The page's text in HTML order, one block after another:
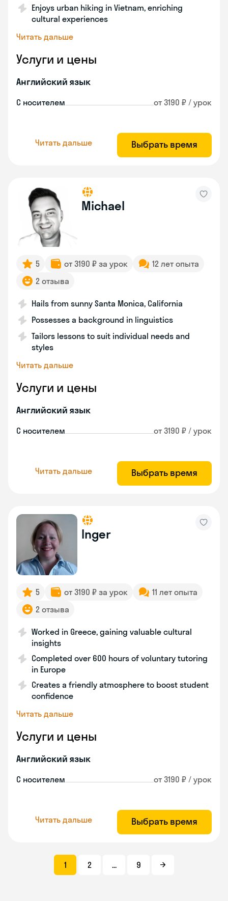
Enjoys urban hiking in Vietnam, enriching
cultural experiences
Читать дальше
Услуги и цены
Английский язык
С носителем от 3190 ₽ / урок
Читать дальше Выбрать время
Michael
5 от 3190 ₽ за урок
12 лет опыта
2 отзыва
Hails from sunny Santa Monica, California
Possesses a background in linguistics
Tailors lessons to suit individual needs and
styles
Читать дальше
Услуги и цены
Английский язык
С носителем от 3190 ₽ / урок
Читать дальше Выбрать время
Inger
5 от 3190 ₽ за урок
11 лет опыта
2 отзыва
Worked in Greece, gaining valuable cultural
insights
Completed over 600 hours of voluntary tutoring
in Europe
Creates a friendly atmosphere to boost student
confidence
Читать дальше
Услуги и цены
Английский язык
С носителем от 3190 ₽ / урок
Читать дальше Выбрать время
1 2 ... 9